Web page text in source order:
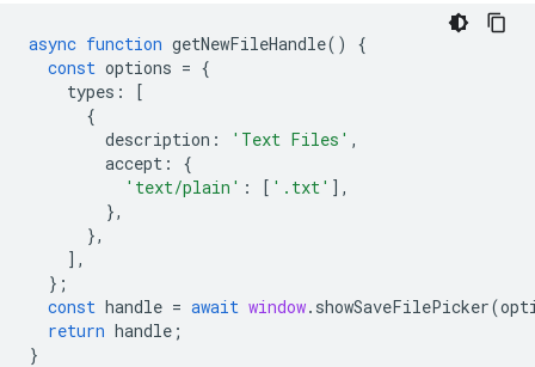
async function getNewFileHandle()
{
const options = {
types :
[
{
description : 'Text Files' ,
accept :
{
'text/plain' : [ '.txt' ],
},
},
],
};
const handle = await window. showSaveFilePicker(
return handle ;
}